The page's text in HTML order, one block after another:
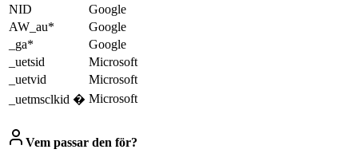
NID
Google
AW_au*
Google
_ga*
Google
_uetsid
Microsoft
_uetvid
Microsoft
_uetmsclkid � Microsoft
Vem passar den för?